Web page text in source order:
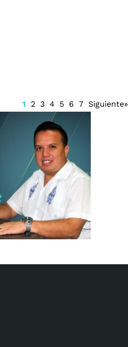
1 2 3 4 5 6 7 Siguiente»